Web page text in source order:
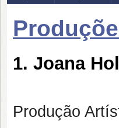
1. Joana
Produção